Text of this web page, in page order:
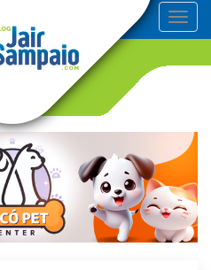
T
o
v
g
t
i
o
n